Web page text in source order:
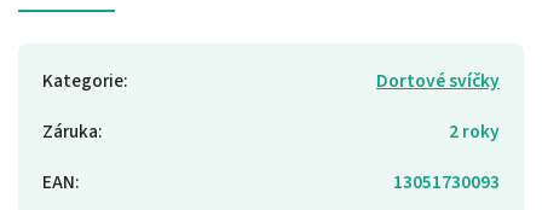
Kategorie:
Dortové svíčky
Záruka:
2 roky
EAN:
13051730093